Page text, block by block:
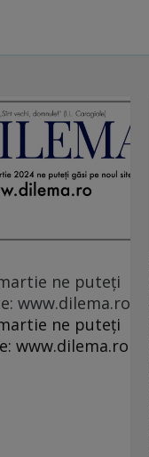
ne puteți
www.dilema.ro
ne puteți
www.dilema.ro